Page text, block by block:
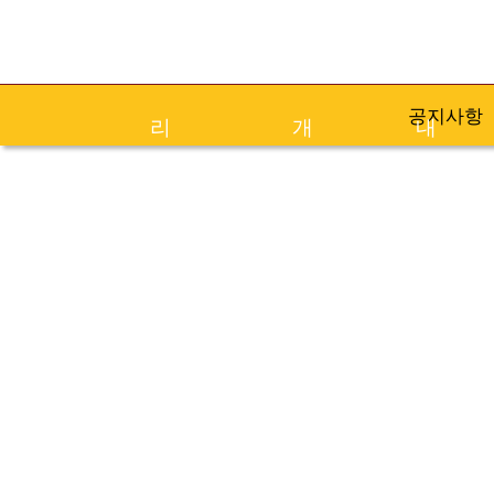
리 개 내
공지사항